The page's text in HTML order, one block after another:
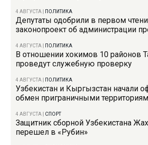
4 АВГУСТА ПОЛИТИКА
Депутаты одобрили в первом
законопроект об администрации
4 АВГУСТА ПОЛИТИКА
В отношении хокимов 10 районов
проведут служебную проверку
4 АВГУСТА ПОЛИТИКА
Узбекистан и Кыргызстан начали
обмен приграничными
4 АВГУСТА СПОРТ
Защитник сборной Узбекистана
перешел в «Рубин»